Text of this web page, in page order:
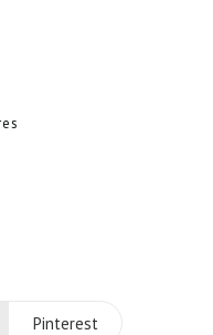
Pinterest